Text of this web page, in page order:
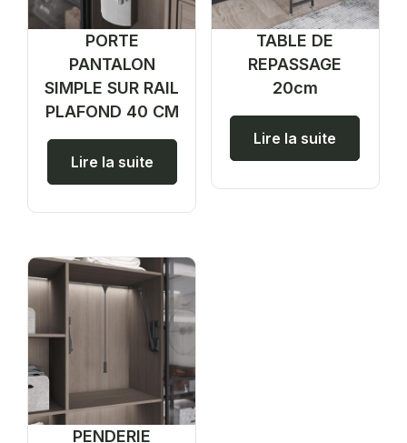
PORTE
PANTALON
SIMPLE SUR RAIL
PLAFOND 40 CM
Lire la suite
TABLE DE
REPASSAGE
20cm
Lire la suite
PENDERIE